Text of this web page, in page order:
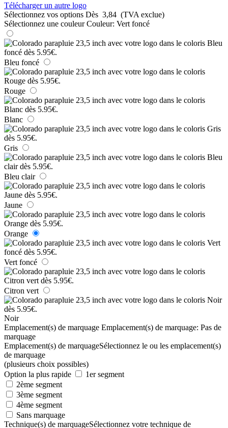
Télécharger un autre logo
Sélectionnez vos options Dès 3,84 (TVA exclue)
Sélectionnez une couleur Couleur: Vert foncé
Bleu foncé
Rouge
Blanc
Gris
Bleu clair
Jaune
Orange
Vert foncé
Citron vert
Noir
Emplacement(s) de marquage Emplacement(s) de marquage: Pas de
marquage
Emplacement(s) de marquageSélectionnez le ou les emplacement(s)
de marquage
(plusieurs choix possibles)
Option la plus rapide
1er segment
2ème segment
3ème segment
4ème segment
Sans marquage
Technique(s) de marquageSélectionnez votre technique de